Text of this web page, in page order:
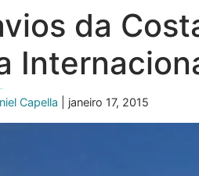
da
Capella | janeiro 17, 2015